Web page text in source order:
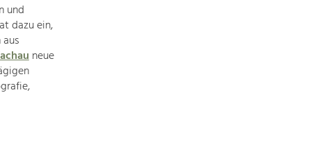
und
dazu ein,
neue